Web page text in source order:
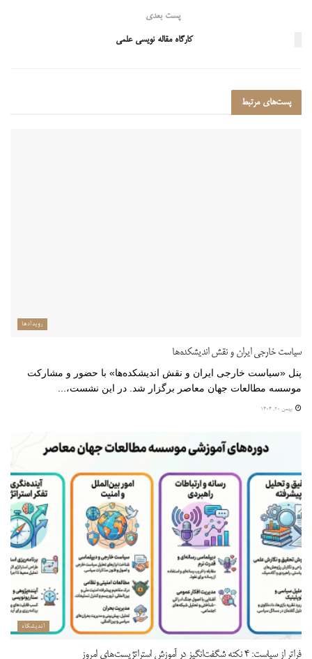
پست بعدی
کارگاه مقاله نویسی علمی
پست‌های مرتبط
رویدادها
سیاست خارجی ایران و نقش اندیشکده‌ها
پنل «سیاست خارجی ایران و نقش اندیشکده‌ها» با حضور و مشارکت
موسسه مطالعات جهان معاصر برگزار شد. در این نشست،...
بهمن ۲۰, ۱۴۰۴
اندیشگاه
فراتر از سیاست: ۴ نکته شگفت‌انگیز در آموزش استراتژیست‌های امروز